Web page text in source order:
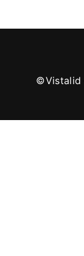
©Vistalid